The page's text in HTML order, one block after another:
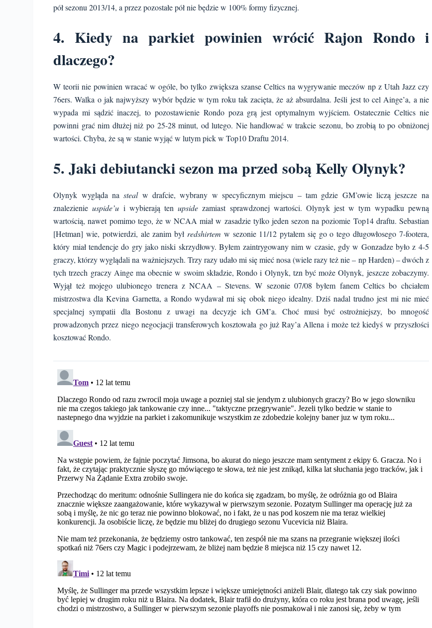
pół sezonu 2013/14, a przez pozostałe pół nie będzie w 100% formy fizycznej.
4. Kiedy na parkiet powinien wrócić Rajon Rondo i
dlaczego?
W teorii nie powinien wracać w ogóle, bo tylko zwiększa szanse Celtics na wygrywanie meczów np z Utah Jazz czy
76ers. Walka o jak najwyższy wybór będzie w tym roku tak zacięta, że aż absurdalna. Jeśli jest to cel Ainge’a, a nie
wypada mi sądzić inaczej, to pozostawienie Rondo poza grą jest optymalnym wyjściem. Ostatecznie Celtics nie
powinni grać nim dłużej niż po 25-28 minut, od lutego. Nie handlować w trakcie sezonu, bo zrobią to po obniżonej
wartości. Chyba, że są w stanie wyjąć w lutym pick w Top10 Draftu 2014.
5. Jaki debiutancki sezon ma przed sobą Kelly Olynyk?
Olynyk wygląda nastealw drafcie, wybrany w specyficznym miejscu – tam gdzie GM’owie liczą jeszcze na
znalezienieuspide’u i wybierają tenupside zamiast sprawdzonej wartości. Olynyk jest w tym wypadku pewną
wartością, nawet pomimo tego, że w NCAA miał w zasadzie tylko jeden sezon na poziomie Top14 draftu. Sebastian
[Hetman] wie, potwierdzi, ale zanim był redshirtem w sezonie 11/12 pytałem się go o tego długowłosego 7-footera,
który miał tendencje do gry jako niski skrzydłowy. Byłem zaintrygowany nim w czasie, gdy w Gonzadze było z 4-5
graczy, którzy wyglądali na ważniejszych. Trzy razy udało mi się mieć nosa (wiele razy też nie – np Harden) – dwóch z
tych trzech graczy Ainge ma obecnie w swoim składzie, Rondo i Olynyk, tzn być może Olynyk, jeszcze zobaczymy.
Wyjął też mojego ulubionego trenera z NCAA – Stevens. W sezonie 07/08 byłem fanem Celtics bo chciałem
mistrzostwa dla Kevina Garnetta, a Rondo wydawał mi się obok niego idealny. Dziś nadal trudno jest mi nie mieć
specjalnej sympatii dla Bostonu z uwagi na decyzje ich GM’a. Choć musi być ostrożniejszy, bo mnogość
prowadzonych przez niego negocjacji transferowych kosztowała go już Ray’a Allena i może też kiedyś w przyszłości
kosztować Rondo.